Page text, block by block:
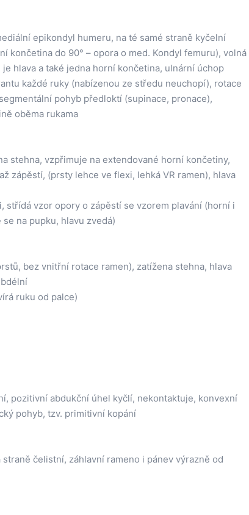
epikondyl humeru, na té samé straně kyčelní
končetina do 90° – opora o med. Kondyl femuru), volná
hlava a také jedna horní končetina, ulnární úchop
každé ruky (nabízenou ze středu neuchopí), rotace
pohyb předloktí (supinace, pronace),
oběma rukama
stehna, vzpřimuje na extendované horní končetiny,
zápěstí, (prsty lehce ve flexi, lehká VR ramen), hlava
střídá vzor opory o zápěstí se vzorem plavání (horní i
na pupku, hlavu zvedá)
bez vnitřní rotace ramen), zatížena stehna, hlava
ruku od palce)
pozitivní abdukční úhel kyčlí, nekontaktuje, konvexní
pohyb, tzv. primitivní kopání
čelistní, záhlavní rameno i pánev výrazně od